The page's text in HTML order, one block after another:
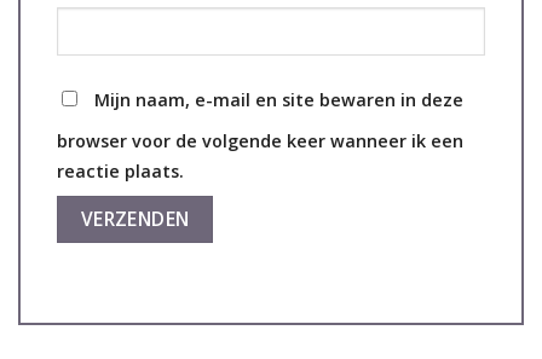
Mijn naam, e-mail en site bewaren in deze
browser voor de volgende keer wanneer ik een
reactie plaats.